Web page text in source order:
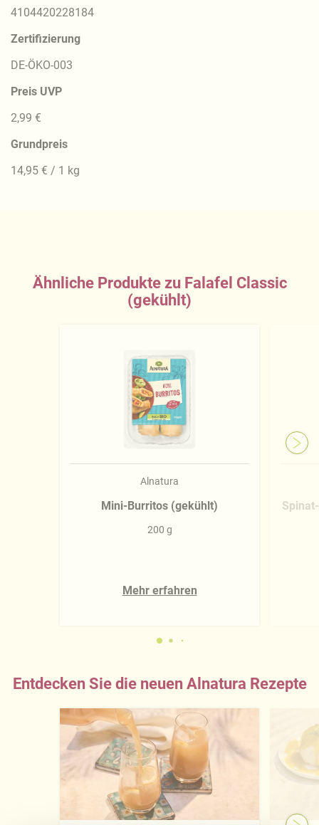
4104420228184
Zertifizierung
DE-ÖKO-003
Preis UVP
2,99 €
Grundpreis
14,95 € / 1 kg
Ähnliche Produkte zu Falafel Classic
(gekühlt)
Alnatura
Mini-Burritos (gekühlt)
200 g
Mehr erfahren
Entdecken Sie die neuen Alnatura Rezepte